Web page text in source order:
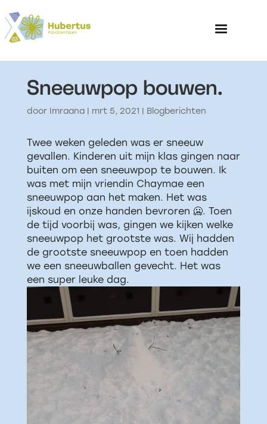
Home
Sneeuwpop bouwen.
door Imraana| mrt 5, 2021 | Blogberichten
Twee weken geleden was er sneeuw
gevallen. Kinderen uit mijn klas gingen naar
buiten om een sneeuwpop te bouwen. Ik
was met mijn vriendin Chaymae een
sneeuwpop aan het maken. Het was
ijskoud en onze handen bevroren 🥶. Toen
de tijd voorbij was, gingen we kijken welke
sneeuwpop het grootste was. Wij hadden
de grootste sneeuwpop en toen hadden
we een sneeuwballen gevecht. Het was
een super leuke dag.